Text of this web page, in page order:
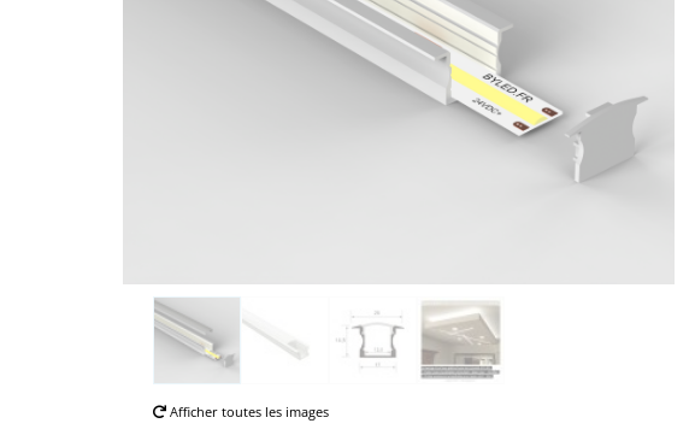
Afficher toutes les images